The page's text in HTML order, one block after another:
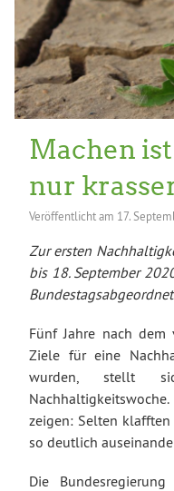
Machen
nur
Veröffentlicht am 17.
Zur ersten
bis 18. September
Fünf Jahre nach
Ziele für eine
wurden, stellt
zeigen: Selten
so deutlich
Die